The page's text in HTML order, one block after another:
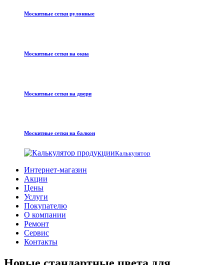
Москитные сетки рулонные
Москитные сетки на окна
Москитные сетки на двери
Москитные сетки на балкон
Калькулятор
Интернет-магазин
Акции
Цены
Услуги
Покупателю
О компании
Ремонт
Сервис
Контакты